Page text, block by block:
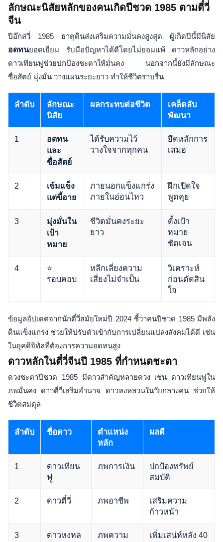
ลักษณะนิสัยหลักของคนเกิดปีชวด 1985 ตามตี๋วี่
จีน
ปีอ๊กสวี่ 1985 ธาตุดินส่งเสริมความมั่นคงสูงสุด ผู้เกิดปีนี้มีนิสัย
อดทนยอดเยี่ยม รับมือปัญหาได้ดีโดยไม่ยอมแพ้ ดาวหลักอย่าง
ดาวเทียนฟูช่วยปกป้องชะตาให้มั่นคง นอกจากนี้ยังมีลักษณะ
ซื่อสัตย์ มุ่งมั่น วางแผนระยะยาว ทำให้ชีวิตราบรื่น
ลำดับ
ลักษณะ
นิสัย
ผลกระทบต่อชีวิต
เคล็ดลับ
พัฒนา
1
อดทน
และ
ซื่อสัตย์
ได้รับความไว้
วางใจจากทุกคน
ยึดหลักการ
เสมอ
2
เข้มแข็ง
แต่ขี้อาย
ภายนอกแข็งแกร่ง
ภายในอ่อนไหว
ฝึกเปิดใจ
พูดคุย
3
มุ่งมั่นใน
เป้า
หมาย
ชีวิตมั่นคงระยะ
ยาว
ตั้งเป้า
หมาย
ชัดเจน
4
⭐
รอบคอบ
หลีกเลี่ยงความ
เสี่ยงไม่จำเป็น
วิเคราะห์
ก่อนตัดสิน
ใจ
ข้อมูลอัปเดตจากนักตี๋วี่สมัยใหม่ปี 2024 ชี้ว่าคนปีชวด 1985 มีพลัง
ดินแข็งแกร่ง ช่วยให้ปรับตัวเข้ากับการเปลี่ยนแปลงสังคมได้ดี เช่น
ในยุคดิจิทัลที่ต้องการความอดทนสูง
ดาวหลักในตี๋วี่จีนปี 1985 ที่กำหนดชะตา
ดวงชะตาปีชวด 1985 มีดาวสำคัญหลายดวง เช่น ดาวเทียนฟูใน
ภพมั่นคง ดาวตี๋วี่เสริมอำนาจ ดาวหงหลวนในวัยกลางคน ช่วยให้
ชีวิตสมดุล
ลำดับ ชื่อดาว
ตำแหน่ง
หลัก
ผลดี
1
ดาวเทียน
ฟู
ภพการเงิน
ปกป้องทรัพย์
สมบัติ
2 ดาวตี๋วี่ ภพอาชีพ
เสริมความ
ก้าวหน้า
3
ดาวหงหล
ภพความ
เพิ่มเสน่ห์หลัง 40